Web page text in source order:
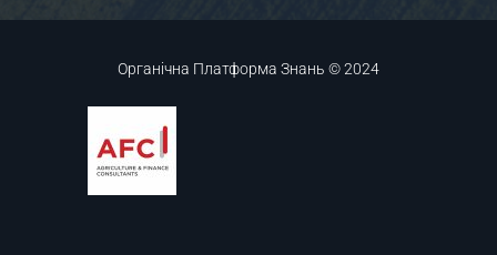
Органічна Платформа Знань © 2024